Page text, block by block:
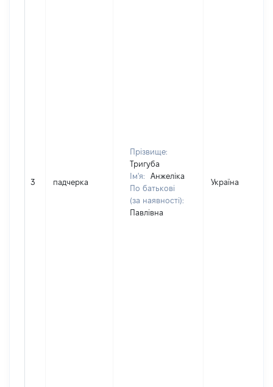
3 падчерка
Прізвище:
Тригуба
Ім'я:
Анжеліка
По батькові
(за наявності):
Павлівна
Україна